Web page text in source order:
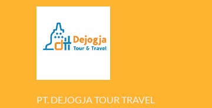
PT. DEJOGJA TOUR TRAVEL